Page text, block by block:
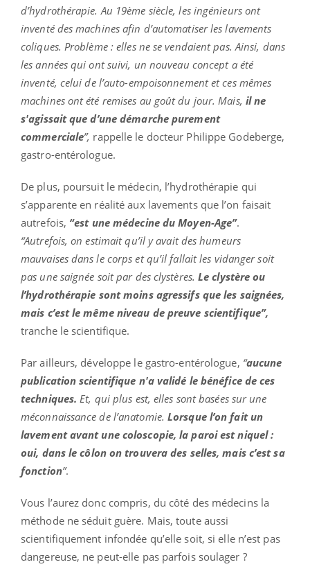
d’hydrothérapie. Au 19ème siècle, les ingénieurs ont
inventé des machines afin d’automatiser les lavements
coliques. Problème : elles ne se vendaient pas. Ainsi, dans
les années qui ont suivi, un nouveau concept a été
inventé, celui de l’auto-empoisonnement et ces mêmes
machines ont été remises au goût du jour. Mais, il ne
s'agissait que d’une démarche purement
commerciale”, rappelle le docteur Philippe Godeberge,
gastro-entérologue.
De plus, poursuit le médecin, l’hydrothérapie qui
s’apparente en réalité aux lavements que l’on faisait
autrefois, “est une médecine du Moyen-Age”.
“Autrefois, on estimait qu’il y avait des humeurs
mauvaises dans le corps et qu’il fallait les vidanger soit
pas une saignée soit par des clystères.Le clystère ou
l’hydrothérapie sont moins agressifs que les saignées,
mais c’est le même niveau de preuve scientifique”,
tranche le scientifique.
Par ailleurs, développe le gastro-entérologue, “aucune
publication scientifique n'a validé le bénéfice de ces
techniques. Et, qui plus est, elles sont basées sur une
méconnaissance de l’anatomie. Lorsque l’on fait un
lavement avant une coloscopie, la paroi est niquel :
oui, dans le côlon on trouvera des selles, mais c’est sa
fonction”.
Vous l’aurez donc compris, du côté des médecins la
méthode ne séduit guère. Mais, toute aussi
scientifiquement infondée qu’elle soit, si elle n’est pas
dangereuse, ne peut-elle pas parfois soulager ?